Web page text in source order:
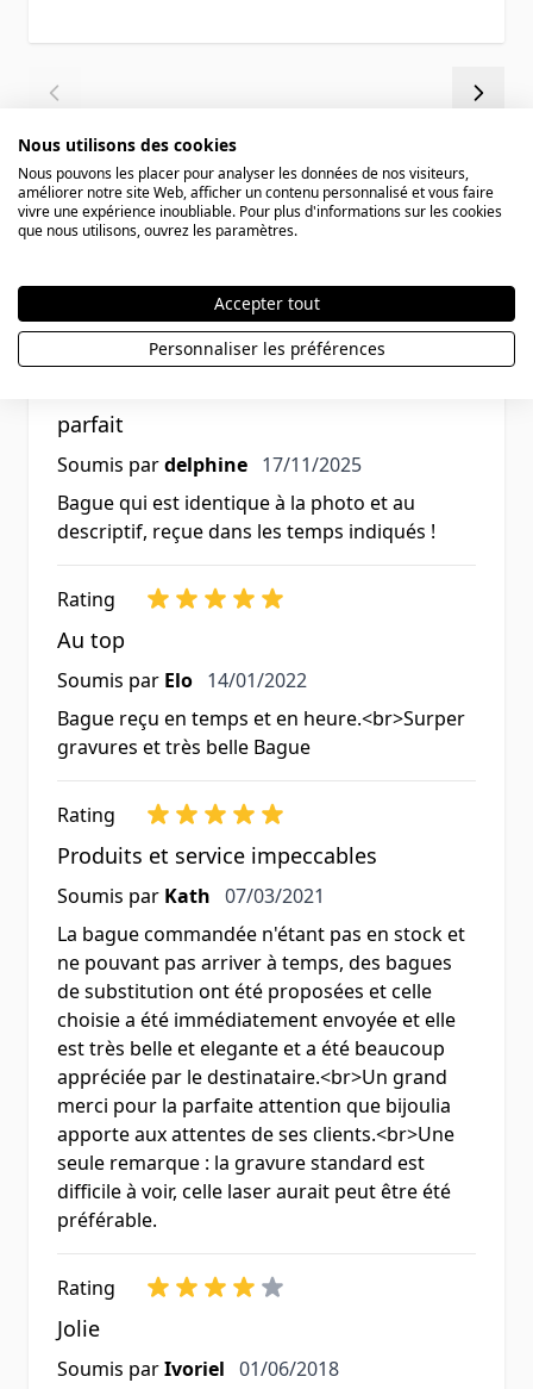
parfait
Soumis pardelphine 17 novembre 2025
17/11/2025
Bague qui est identique à la photo et au
descriptif, reçue dans les temps indiqués !
Rating
Au top
Soumis par Elo 14 janvier 2022
14/01/2022
Bague reçu en temps et en heure.<br>Surper
gravures et très belle Bague
Rating
Produits et service impeccables
Soumis par Kath 7 mars 2021
07/03/2021
La bague commandée n'étant pas en stock et
ne pouvant pas arriver à temps, des bagues
de substitution ont été proposées et celle
choisie a été immédiatement envoyée et elle
est très belle et elegante et a été beaucoup
appréciée par le destinataire.<br>Un grand
merci pour la parfaite attention que bijoulia
apporte aux attentes de ses clients.<br>Une
seule remarque : la gravure standard est
difficile à voir, celle laser aurait peut être été
préférable.
Rating
Jolie
Soumis parIvoriel 1 juin 2018
01/06/2018
Nous utilisons des cookies
Nous pouvons les placer pour analyser les données de nos visiteurs,
améliorer notre site Web, afficher un contenu personnalisé et vous faire
vivre une expérience inoubliable. Pour plus d'informations sur les cookies
que nous utilisons, ouvrez les paramètres.
Accepter tout
Personnaliser les préférences